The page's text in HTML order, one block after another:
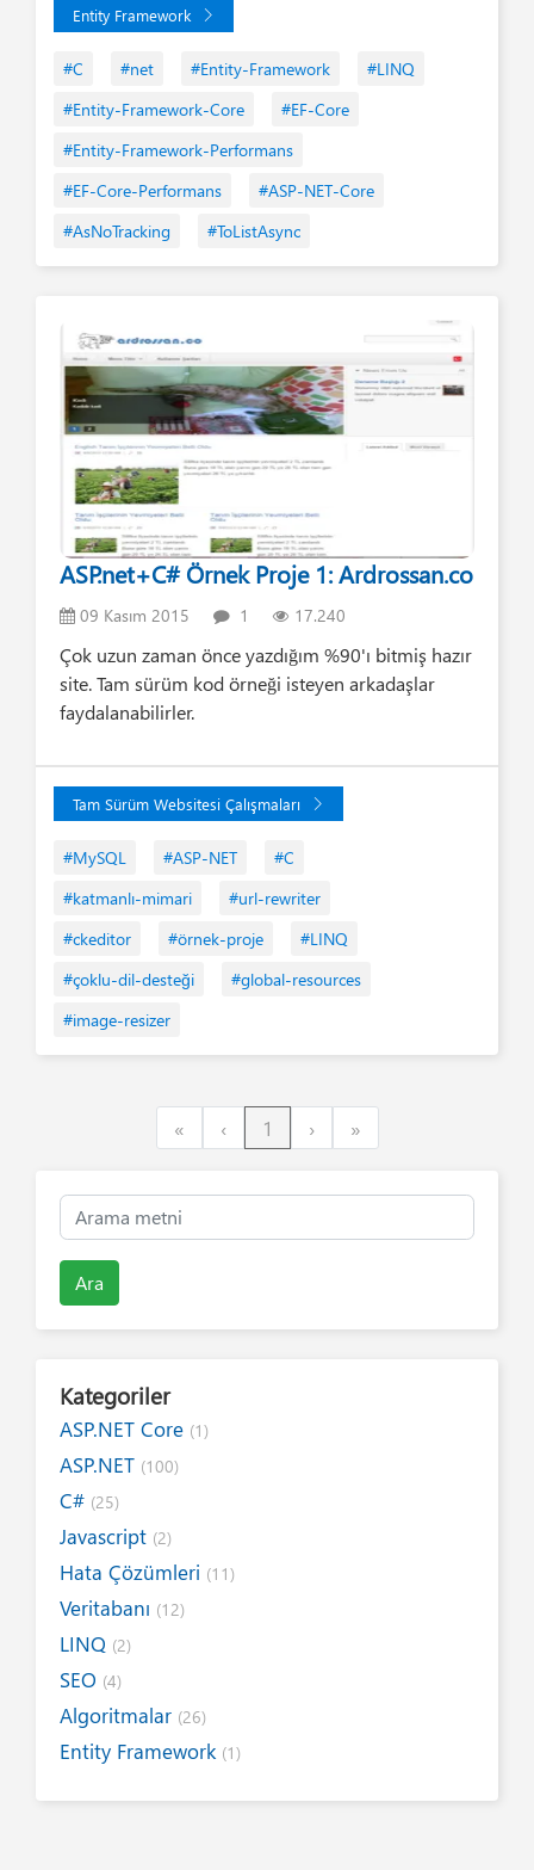
Entity Framework
#C #net #Entity-Framework
#LINQ
#Entity-Framework-Core
#EF-Core
#Entity-Framework-Performans
#EF-Core-Performans
#ASP-NET-Core
#AsNoTracking
#ToListAsync
ASP.net+C# Örnek Proje 1: Ardrossan.co
09 Kasım 2015 1 17.240
Çok uzun zaman önce yazdığım %90'ı bitmiş hazır
site. Tam sürüm kod örneği isteyen arkadaşlar
faydalanabilirler.
Tam Sürüm Websitesi Çalışmaları
#MySQL #ASP-NET
#C
#katmanlı-mimari
#url-rewriter
#ckeditor
#örnek-proje
#LINQ
#çoklu-dil-desteği
#global-resources
#image-resizer
«First ‹Previous
1 ›Next»Last
Ara
Kategoriler
ASP.NET Core (1)
ASP.NET (100)
C# (25)
Javascript (2)
Hata Çözümleri (11)
Veritabanı (12)
LINQ (2)
SEO (4)
Algoritmalar (26)
Entity Framework (1)